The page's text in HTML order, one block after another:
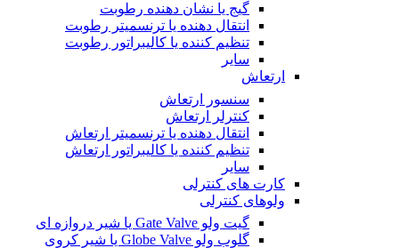
گیج یا نشان دهنده رطوبت
انتقال دهنده یا ترنسمیتر رطوبت
تنظیم کننده یا کالیبراتور رطوبت
سایر
ارتعاش
سنسور ارتعاش
کنترلر ارتعاش
انتقال دهنده یا ترنسمیتر ارتعاش
تنظیم کننده یا کالیبراتور ارتعاش
سایر
کارت های کنترلی
ولوهای کنترلی
گیت ولو Gate Valve یا شیر دروازه ای
گلوب ولو Globe Valve یا شیر کروی